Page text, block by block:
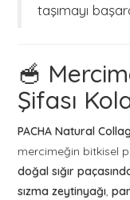
taşımayı
🥣
Şifası
PACHA Natural
mercimeğin bitkisel
doğal sığır
sızma zeytinyağı,